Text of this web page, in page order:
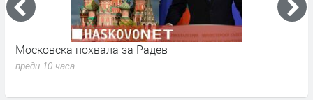
Московска похвала за Радев
преди 10 часа